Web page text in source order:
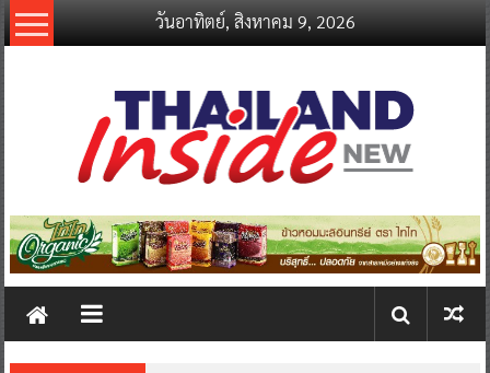
Skip
to
วันอาทิตย์, สิงหาคม 9, 2026
thailandinsidenew.com
Thailand
New